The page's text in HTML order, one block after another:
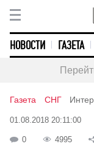
НОВОСТИ ГАЗЕТА
Газета СНГ
01.08.2018 20:11:00
0 4995